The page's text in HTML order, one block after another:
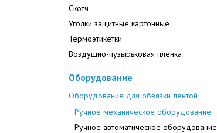
Скотч
Уголки защитные картонные
Термоэтикетки
Воздушно-пузырьковая пленка
Оборудование
Оборудование для обвязки лентой
Ручное механическое оборудование
Ручное автоматическое оборудование